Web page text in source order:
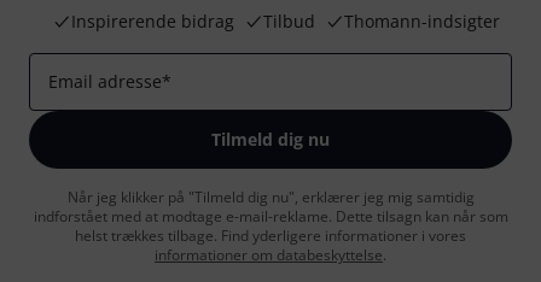
Inspirerende bidrag
Tilbud Thomann-indsigter
Email adresse*
Tilmeld dig nu
Når jeg klikker på "Tilmeld dig nu", erklærer jeg mig samtidig
indforstået med at modtage e-mail-reklame. Dette tilsagn kan når som
helst trækkes tilbage. Find yderligere informationer i vores
informationer om databeskyttelse.